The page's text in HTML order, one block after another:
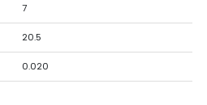
7
20.5
0.020